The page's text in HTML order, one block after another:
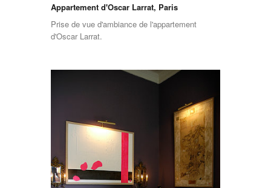
Appartement d'Oscar Larrat, Paris
Prise de vue d'ambiance de l'appartement
d'Oscar Larrat.